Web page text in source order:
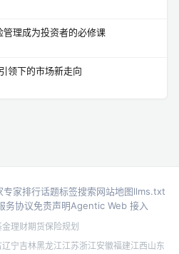
理成为投资者的必修课
领下的市场新走向
专家排行话题标签搜索网站地图llms.txt
务协议免责声明Agentic Web 接入
金理财期货保险规划
辽宁吉林黑龙江江苏浙江安徽福建江西山东